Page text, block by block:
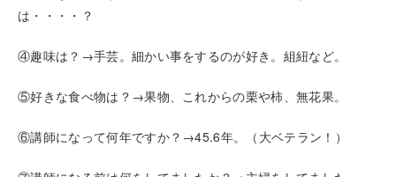
は・・・・？
④趣味は？→手芸。細かい事をするのが好き。組紐など。
⑤好きな食べ物は？→果物、これからの栗や柿、無花果。
⑥講師になって何年ですか？→45.6年。（大ベテラン！）